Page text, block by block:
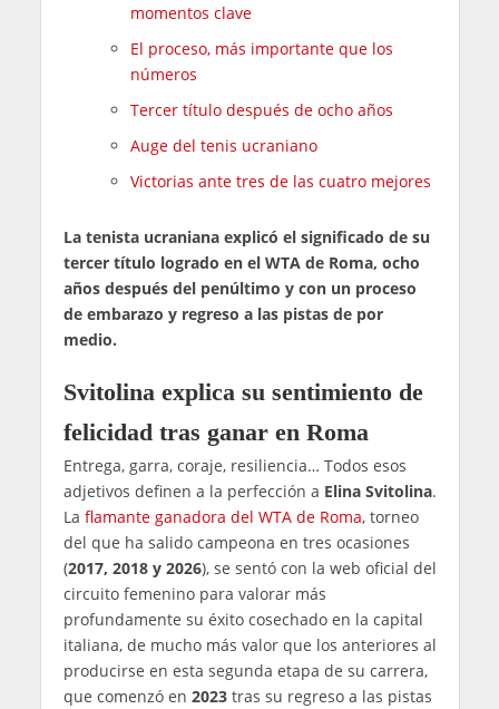
momentos clave
El proceso, más importante que los
números
Tercer título después de ocho años
Auge del tenis ucraniano
Victorias ante tres de las cuatro mejores
La tenista ucraniana explicó el significado de su
tercer título logrado en el WTA de Roma, ocho
años después del penúltimo y con un proceso
de embarazo y regreso a las pistas de por
medio.
Svitolina explica su sentimiento de
felicidad tras ganar en Roma
Entrega, garra, coraje, resiliencia… Todos esos
adjetivos definen a la perfección a Elina Svitolina.
La flamante ganadora del WTA de Roma, torneo
del que ha salido campeona en tres ocasiones
(2017, 2018 y 2026), se sentó con la web oficial del
circuito femenino para valorar más
profundamente su éxito cosechado en la capital
italiana, de mucho más valor que los anteriores al
producirse en esta segunda etapa de su carrera,
que comenzó en 2023tras su regreso a las pistas